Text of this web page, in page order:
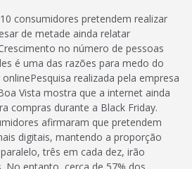
consumidores pretendem realizar
de metade ainda relatar
no número de pessoas
é uma das razões para medo do
realizada pela empresa
Vista mostra que a internet ainda
compras durante a Black Friday.
afirmaram que pretendem
digitais, mantendo a proporção
três em cada dez, irão